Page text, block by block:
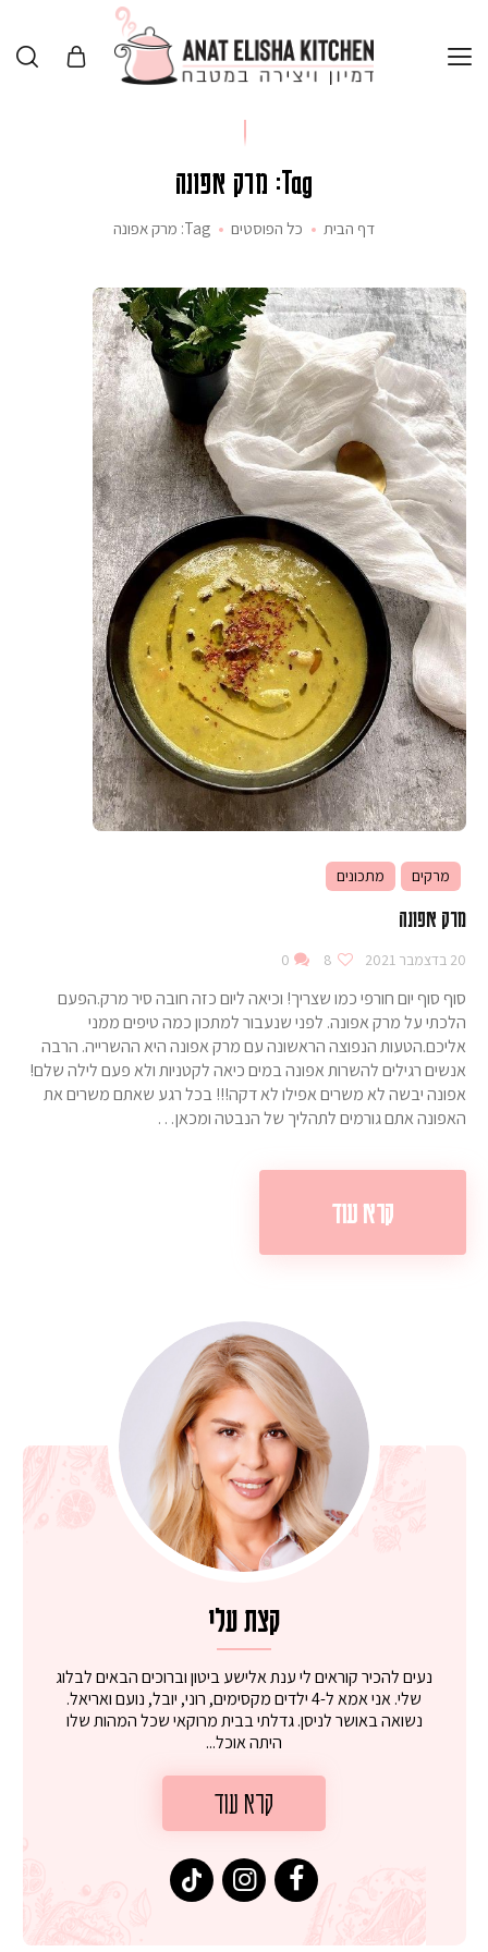
Tag: מרק אפונה
דף הבית כל הפוסטים Tag: מרק אפונה
מרקים מתכונים
מרק אפונה
20 בדצמבר 2021 8
0
סוף סוף יום חורפי כמו שצריך! וכיאה ליום כזה חובה סיר מרק.הפעם
הלכתי על מרק אפונה. לפני שנעבור למתכון כמה טיפים ממני
אליכם.הטעות הנפוצה הראשונה עם מרק אפונה היא ההשרייה. הרבה
אנשים רגילים להשרות אפונה במים כיאה לקטניות ולא פעם לילה שלם!
אפונה יבשה לא משרים אפילו לא דקה!!! בכל רגע שאתם משרים את
האפונה אתם גורמים לתהליך של הנבטה ומכאן…
קרא עוד
קצת עלי
נעים להכיר קוראים לי ענת אלישע ביטון וברוכים הבאים לבלוג
שלי. אני אמא ל-4 ילדים מקסימים, רוני, יובל, נועם ואריאל.
נשואה באושר לניסן. גדלתי בבית מרוקאי שכל המהות שלו
היתה אוכל...
קרא עוד